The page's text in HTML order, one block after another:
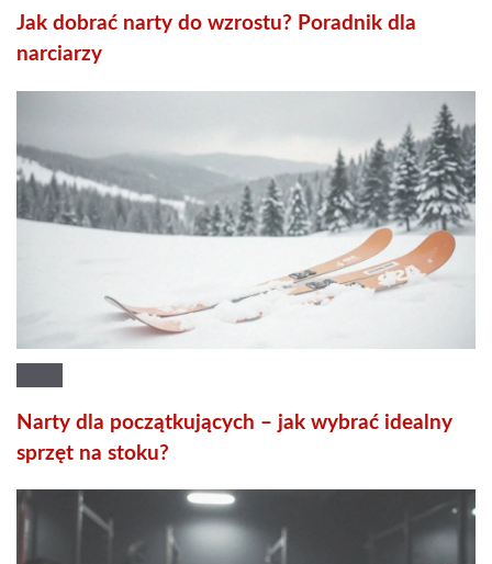
Jak dobrać narty do wzrostu? Poradnik dla
narciarzy
Narty dla początkujących – jak wybrać idealny
sprzęt na stoku?